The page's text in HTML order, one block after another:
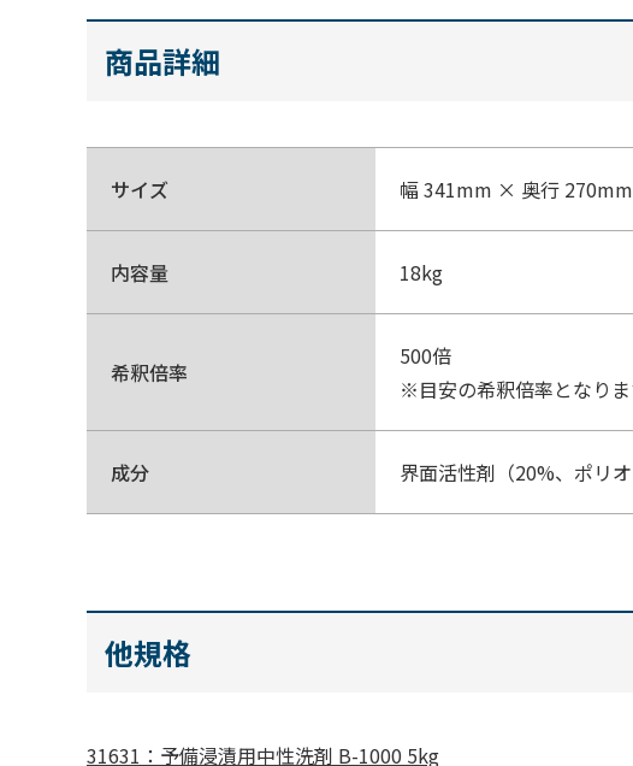
商品詳細
サイズ 幅 341mm × 奥行
内容量 18kg
希釈倍率
500倍
※目安の希釈倍率となりま
成分 界面活性剤（20%、ポリ
他規格
31631：予備浸漬用中性洗剤 B-1000 5kg